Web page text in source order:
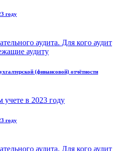
году
(финансовой) отчётности
году